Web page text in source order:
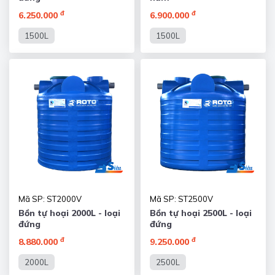
6.250.000 đ
1500L
6.900.000 đ
1500L
Mã SP: ST2000V
Bồn tự hoại 2000L - loại
đứng
8.880.000 đ
2000L
Mã SP: ST2500V
Bồn tự hoại 2500L - loại
đứng
9.250.000 đ
2500L